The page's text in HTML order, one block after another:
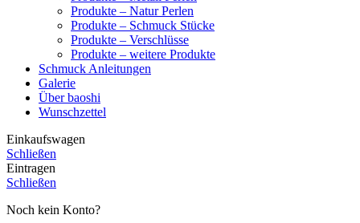
Produkte – Natur Perlen
Produkte – Schmuck Stücke
Produkte – Verschlüsse
Produkte – weitere Produkte
Schmuck Anleitungen
Galerie
Über baoshi
Wunschzettel
Einkaufswagen
Schließen
Eintragen
Schließen
Noch kein Konto?